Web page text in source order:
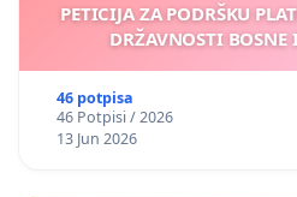
PETICIJA ZA PODRŠKU
DRŽAVNOSTI BOSNE
46 potpisa
46 Potpisi / 2026
13 Jun 2026